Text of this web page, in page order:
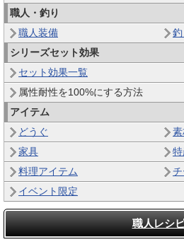
職人・釣り
職人装備
シリーズセット効果
セット効果一覧
属性耐性を100%にする方法
アイテム
どうぐ
家具
特
料理アイテム
イベント限定
職人レシ